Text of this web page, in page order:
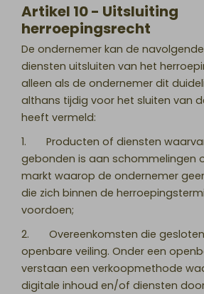
Artikel 10 - Uitsluiting
herroepingsrecht
De ondernemer kan de
diensten uitsluiten van het
alleen als de ondernemer dit
althans tijdig voor het sluiten van
heeft vermeld:
1. Producten of diensten
gebonden is aan schommelingen
markt waarop de ondernemer
die zich binnen de
voordoen;
2. Overeenkomsten die gesloten
openbare veiling. Onder een
verstaan een verkoopmethode
digitale inhoud en/of diensten